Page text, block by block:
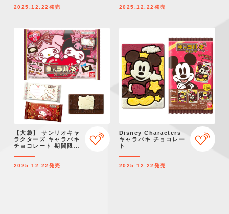
2025.12.22 発売 2025.12.22 発売
【大袋】 サンリオキャ
ラクターズ キャラパキ
チョコレート 期間限定
2025.12.22 発売
Disney Characters
キャラパキ チョコレー
ト
2025.12.22 発売